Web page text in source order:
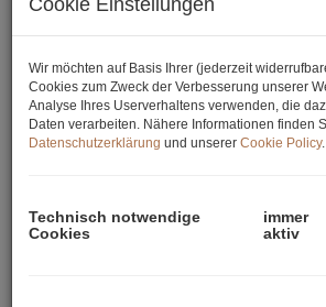
Cookie Einstellungen
Wir möchten auf Basis Ihrer (jederzeit
Cookies zum Zweck der Verbesserung unserer
Analyse Ihres Userverhaltens verwenden, die
Daten verarbeiten. Nähere Informationen finden
Datenschutzerklärung und unserer Cookie Policy.
Technisch notwendige
Cookies
immer
aktiv